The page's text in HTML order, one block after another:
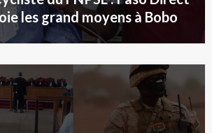
les grand moyens à Bobo